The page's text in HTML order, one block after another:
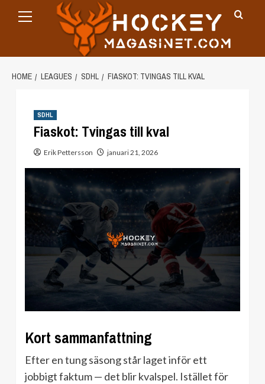
Menu
HOME LEAGUES SDHL FIASKOT: TVINGAS TILL KVAL
SDHL
Fiaskot: Tvingas till kval
Erik Pettersson januari 21, 2026
Kort sammanfattning
Efter en tung säsong står laget inför ett
jobbigt faktum — det blir kvalspel. Istället för